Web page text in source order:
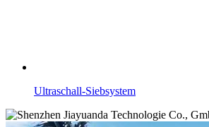
Ultraschall-Siebsystem